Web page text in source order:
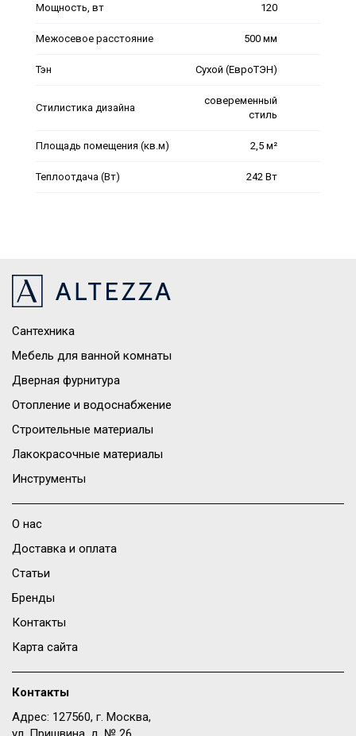
Мощность, вт 120
Межосевое расстояние 500 мм
Тэн Сухой (ЕвроТЭН)
Стилистика дизайна
совеременный
стиль
Площадь помещения (кв.м) 2,5 м²
Теплоотдача (Вт) 242 Вт
Сантехника
Мебель для ванной комнаты
Дверная фурнитура
Отопление и водоснабжение
Строительные материалы
Лакокрасочные материалы
Инструменты
О нас
Доставка и оплата
Статьи
Бренды
Контакты
Карта сайта
Контакты
Адрес: 127560, г. Москва,